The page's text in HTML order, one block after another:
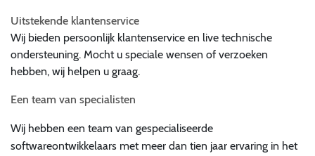
Uitstekende klantenservice
Wij bieden persoonlijk klantenservice en live technische
ondersteuning. Mocht u speciale wensen of verzoeken
hebben, wij helpen u graag.
Een team van specialisten
Wij hebben een team van gespecialiseerde
softwareontwikkelaars met meer dan tien jaar ervaring in het